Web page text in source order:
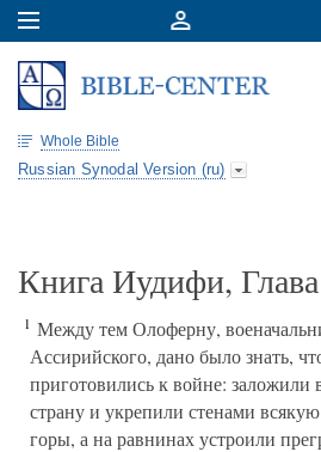
Whole Bible
Russian Synodal Version (ru)
Книга Иудифи, Глава
1 Между тем Олоферну,
Ассирийского, дано было знать,
приготовились к войне:
страну и укрепили стенами
горы, а на равнинах устроили